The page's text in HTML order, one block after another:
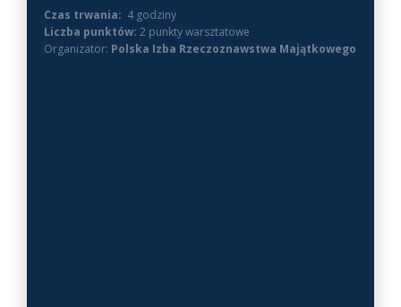
Czas trwania: 4 godziny
Liczba punktów:2 punkty warsztatowe
Organizator: Polska Izba Rzeczoznawstwa Majątkowego